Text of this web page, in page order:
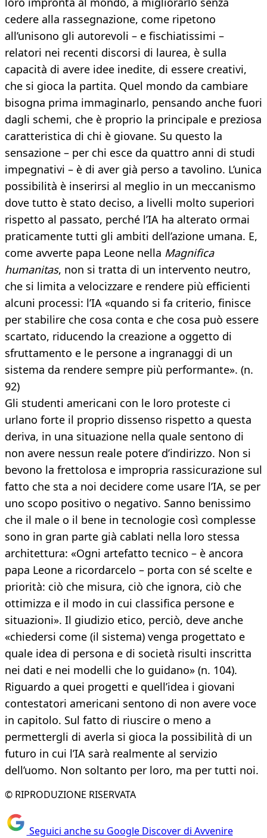
cedere alla rassegnazione, come ripetono
all’unisono gli autorevoli – e fischiatissimi –
relatori nei recenti discorsi di laurea, è sulla
capacità di avere idee inedite, di essere creativi,
che si gioca la partita. Quel mondo da cambiare
bisogna prima immaginarlo, pensando anche fuori
dagli schemi, che è proprio la principale e preziosa
caratteristica di chi è giovane. Su questo la
sensazione – per chi esce da quattro anni di studi
impegnativi – è di aver già perso a tavolino. L’unica
possibilità è inserirsi al meglio in un meccanismo
dove tutto è stato deciso, a livelli molto superiori
rispetto al passato, perché l’IA ha alterato ormai
praticamente tutti gli ambiti dell’azione umana. E,
come avverte papa Leone nella Magnifica
humanitas, non si tratta di un intervento neutro,
che si limita a velocizzare e rendere più efficienti
alcuni processi: l’IA «quando si fa criterio, finisce
per stabilire che cosa conta e che cosa può essere
scartato, riducendo la creazione a oggetto di
sfruttamento e le persone a ingranaggi di un
sistema da rendere sempre più performante». (n.
92)
Gli studenti americani con le loro proteste ci
urlano forte il proprio dissenso rispetto a questa
deriva, in una situazione nella quale sentono di
non avere nessun reale potere d’indirizzo. Non si
bevono la frettolosa e impropria rassicurazione sul
fatto che sta a noi decidere come usare l’IA, se per
uno scopo positivo o negativo. Sanno benissimo
che il male o il bene in tecnologie così complesse
sono in gran parte già cablati nella loro stessa
architettura: «Ogni artefatto tecnico – è ancora
papa Leone a ricordarcelo – porta con sé scelte e
priorità: ciò che misura, ciò che ignora, ciò che
ottimizza e il modo in cui classifica persone e
situazioni». Il giudizio etico, perciò, deve anche
«chiedersi come (il sistema) venga progettato e
quale idea di persona e di società risulti inscritta
nei dati e nei modelli che lo guidano» (n. 104).
Riguardo a quei progetti e quell’idea i giovani
contestatori americani sentono di non avere voce
in capitolo. Sul fatto di riuscire o meno a
permettergli di averla si gioca la possibilità di un
futuro in cui l’IA sarà realmente al servizio
dell’uomo. Non soltanto per loro, ma per tutti noi.
© RIPRODUZIONE RISERVATA
Seguici anche su Google Discover di Avvenire